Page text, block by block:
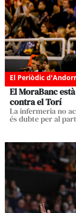
El Periòdic
El MoraBanc
contra el Torí
La infermeria no
és dubte per al